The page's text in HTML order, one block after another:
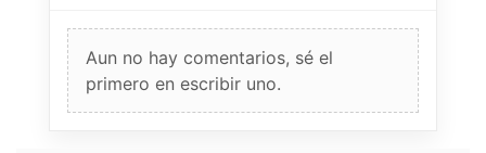
Aun no hay comentarios, sé el
primero en escribir uno.